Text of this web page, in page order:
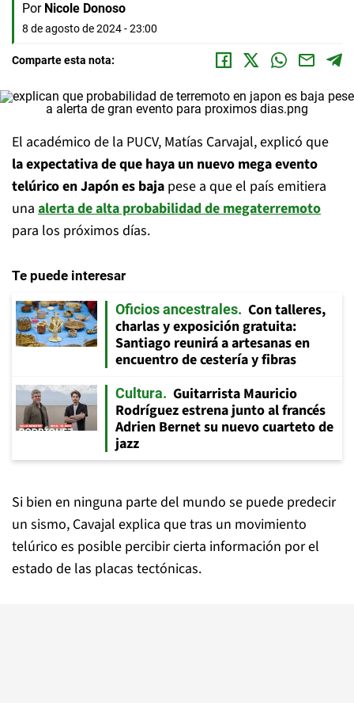
Por Nicole Donoso
8 de agosto de 2024 - 23:00
Comparte esta nota:
El académico de la PUCV, Matías Carvajal, explicó que
la expectativa de que haya un nuevo mega evento
telúrico en Japón es baja pese a que el país emitiera
una alerta de alta probabilidad de megaterremoto
para los próximos días.
Te puede interesar
Oficios ancestrales
Con talleres,
charlas y exposición gratuita:
Santiago reunirá a artesanas en
encuentro de cestería y fibras
Cultura
Guitarrista Mauricio
Rodríguez estrena junto al francés
Adrien Bernet su nuevo cuarteto de
jazz
Si bien en ninguna parte del mundo se puede predecir
un sismo, Cavajal explica que tras un movimiento
telúrico es posible percibir cierta información por el
estado de las placas tectónicas.